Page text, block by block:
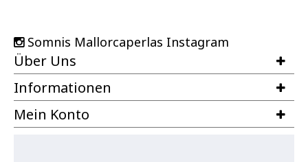
Somnis Mallorcaperlas Instagram
Über Uns
Informationen
Mein Konto